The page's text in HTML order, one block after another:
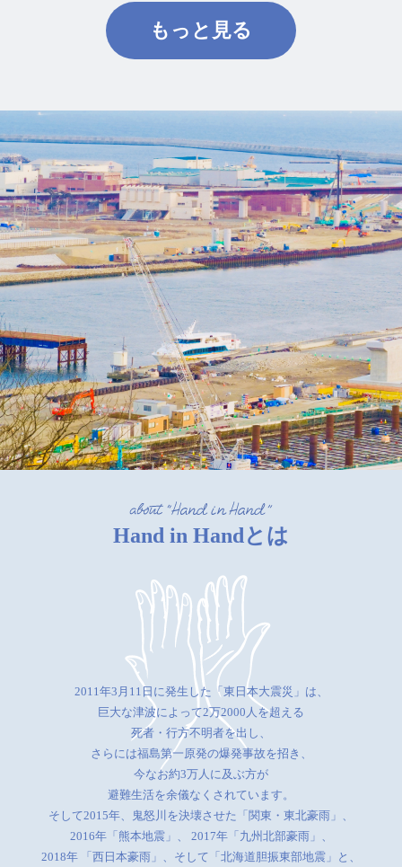
もっと見る
Hand in Handとは
2011年3月11日に発生した「東日本大震災」は、
巨大な津波によって2万2000人を超える
死者・行方不明者を出し、
さらには福島第一原発の爆発事故を招き、
今なお約3万人に及ぶ方が
避難生活を余儀なくされています。
そして2015年、鬼怒川を決壊させた「関東・東北豪雨」、
2016年「熊本地震」、
2017年「九州北部豪雨」、
2018年 「西日本豪雨」、そして「北海道胆振東部地震」と、